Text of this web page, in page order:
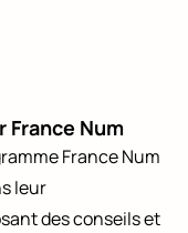
Num
France Num
leur
des conseils et